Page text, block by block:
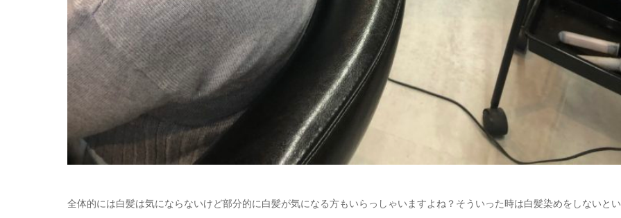
全体的には白髪は気にならないけど部分的に白髪が気になる方もいらっしゃいますよね？そういった時は白髪染めをしないとい